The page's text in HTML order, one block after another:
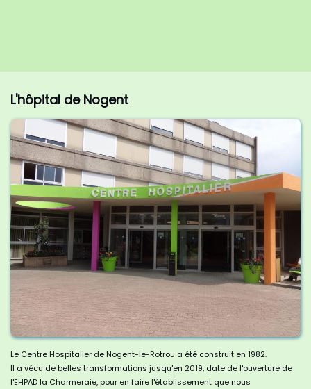
L'hôpital de Nogent
Le Centre Hospitalier de Nogent-le-Rotrou a été construit en 1982.
Il a vécu de belles transformations jusqu'en 2019, date de l'ouverture de
l'EHPAD la Charmeraie, pour en faire l'établissement que nous